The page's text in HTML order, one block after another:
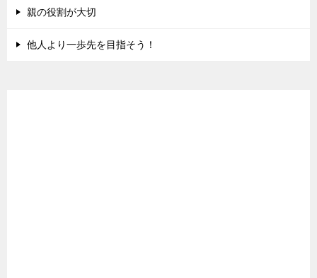
親の役割が大切
他人より一歩先を目指そう！